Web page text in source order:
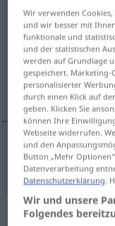
regulieren <
Übersicht aller
(Für mehr Details die
<na-,
regulować
Wir verwenden
und wir besser mit
funktionale und
und der statistischen
werden auf Grundlage
gespeichert. Marketing-
personalisierter
durch einen Klick auf
geben. Klicken Sie
können Ihre
Webseite widerrufen.
und den
Button „Mehr
Datenverarbeitung
Datenschutzerklärung.
Wir und unsere
Folgendes